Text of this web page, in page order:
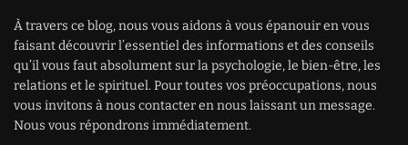
À travers ce blog, nous vous aidons à vous épanouir en vous
faisant découvrir l’essentiel des informations et des conseils
qu’il vous faut absolument sur la psychologie, le bien-être, les
relations et le spirituel. Pour toutes vos préoccupations, nous
vous invitons à nous contacter en nous laissant un message.
Nous vous répondrons immédiatement.